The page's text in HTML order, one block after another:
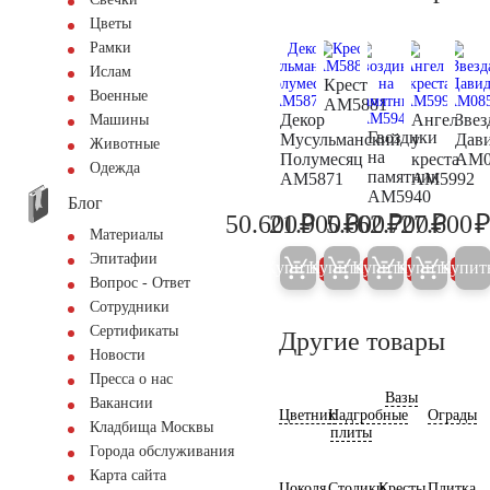
Цветы
Рамки
Ислам
Военные
Машины
Животные
Одежда
Блог
Материалы
Эпитафии
Вопрос - Ответ
Сотрудники
Сертификаты
Новости
Пресса о нас
Вакансии
Кладбища Москвы
Города обслуживания
Карта сайта
Декор
Мусульманский
Полумесяц
AM5871
53.300
50.600₽
Купить 5%
Крест
AM5881
23.100
21.900₽
Купить 5%
Гвоздики
на
памятник
AM5940
5.900
5.600₽
Купить 5%
Ангел
у
креста
AM5992
62.700₽
Купить 5%
27.600₽
Другие товары
ЦветникНадгробные
плиты
Вазы
Ограды